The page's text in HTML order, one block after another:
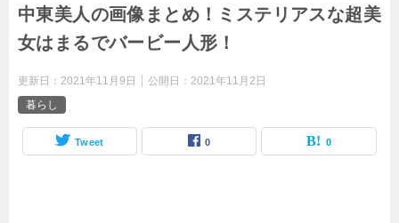
中東美人の画像まとめ！ミステリアスな超美
女はまるでバービー人形！
更新日： 2021年11月9日 公開日： 2021年11月2日
暮らし
Tweet 0 0